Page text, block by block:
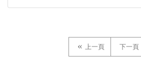
上一頁 下一頁